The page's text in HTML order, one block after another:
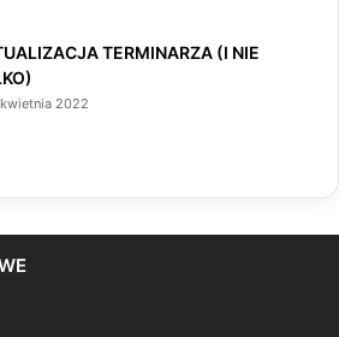
TERMINARZA (I NIE
kwietnia 2022